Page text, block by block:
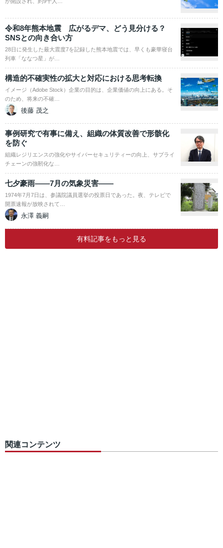
令和8年熊本地震 広がるデマ、どう見分ける？
SNSとの向き合い方
28日に発生した最大震度7を記録した熊本地震では、早くも豪華寝台
列車「ななつ星」が…
構造的不確実性の拡大と対応における思考転換
イメージ（Adobe Stock）企業の目的は、企業価値の向上にある。そ
のため、将来の不確…
後藤 茂之
事例研究で有事に備え、組織の体質改善で形骸化
を防ぐ
組織レジリエンスの強化やサイバーセキュリティーの向上、サプライ
チェーンの強靭化な…
七夕豪雨――7月の気象災害――
1974年7月7日は、参議院議員選挙の投票日であった。夜、テレビで
開票速報が放映されて…
永澤 義嗣
有料記事をもっと見る
関連コンテンツ